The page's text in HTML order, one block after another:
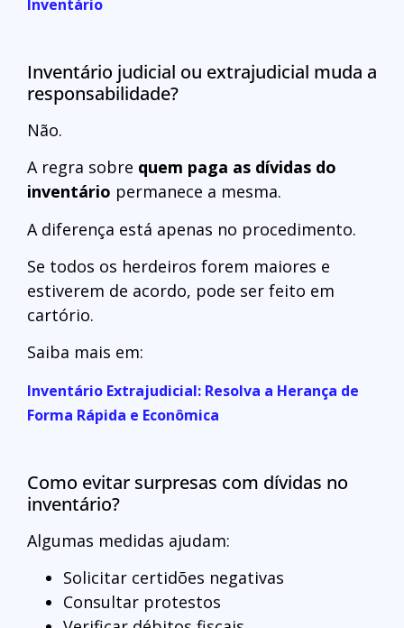
Inventário
Inventário judicial ou extrajudicial muda a
responsabilidade?
Não.
A regra sobre quem paga as dívidas do
inventário permanece a mesma.
A diferença está apenas no procedimento.
Se todos os herdeiros forem maiores e
estiverem de acordo, pode ser feito em
cartório.
Saiba mais em:
Inventário Extrajudicial: Resolva a Herança de
Forma Rápida e Econômica
Como evitar surpresas com dívidas no
inventário?
Algumas medidas ajudam:
Solicitar certidões negativas
Consultar protestos